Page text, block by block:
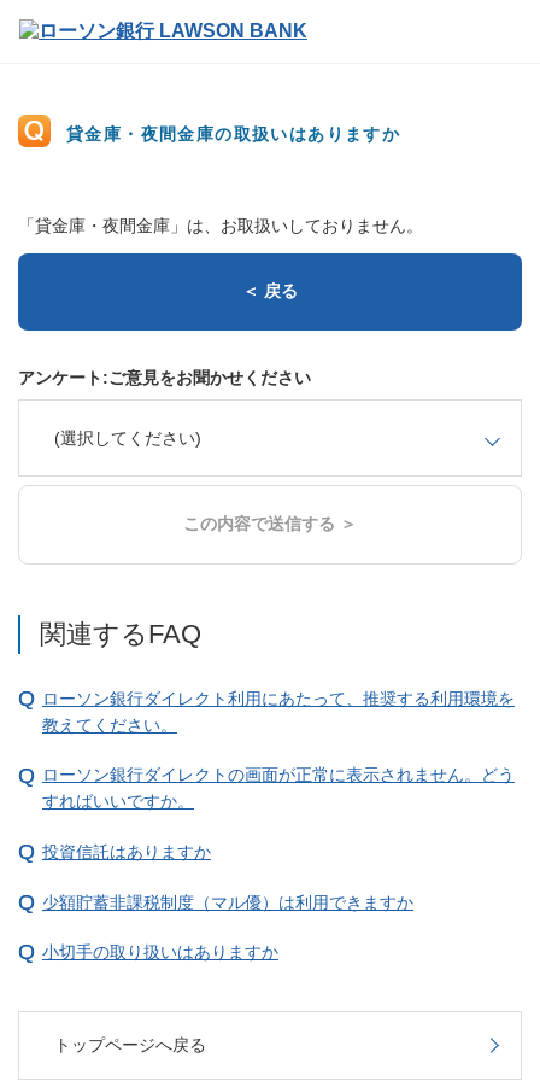
貸金庫・夜間金庫の取扱いはありますか
「貸金庫・夜間金庫」は、お取扱いしておりません。
＜ 戻る
アンケート:ご意見をお聞かせください
(選択してください)
この内容で送信する ＞
関連するFAQ
ローソン銀行ダイレクト利用にあたって、推奨する利用環境を
教えてください。
ローソン銀行ダイレクトの画面が正常に表示されません。どう
すればいいですか。
投資信託はありますか
少額貯蓄非課税制度（マル優）は利用できますか
小切手の取り扱いはありますか
トップページへ戻る